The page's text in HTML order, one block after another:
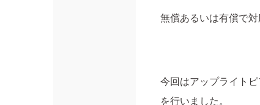
無償あるいは有償で対
今回はアップライト
を行いました。